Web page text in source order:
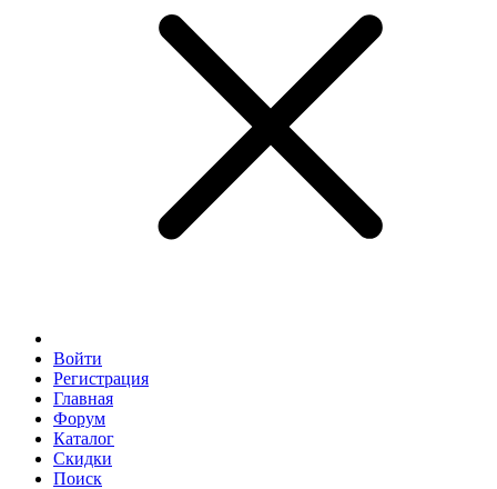
Войти
Регистрация
Главная
Форум
Каталог
Скидки
Поиск